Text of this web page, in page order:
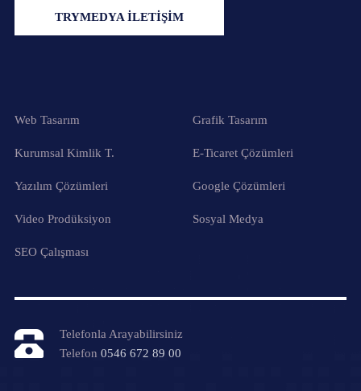
TRYMEDYA İLETİŞİM
Web Tasarım Grafik Tasarım
Kurumsal Kimlik T. E-Ticaret Çözümleri
Yazılım Çözümleri Google Çözümleri
Video Prodüksiyon Sosyal Medya
SEO Çalışması
Telefonla Arayabilirsiniz
Telefon 0546 672 89 00